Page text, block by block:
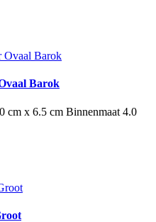
Barok
cm x 6.5 cm Binnenmaat 4.0